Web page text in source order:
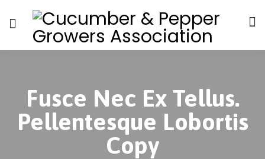
Fusce Nec Ex Tellus.
Pellentesque Lobortis
Copy